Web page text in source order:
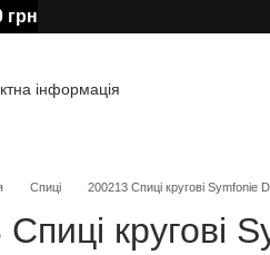
грн
інформація
Спиці 200213 Спиці кругові
кругові